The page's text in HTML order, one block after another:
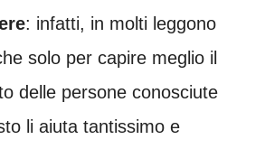
: infatti, in molti leggono
solo per capire meglio il
delle persone conosciute
li aiuta tantissimo e